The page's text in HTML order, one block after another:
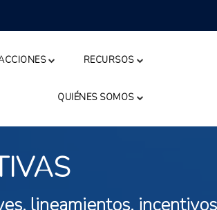
RECURSOS
QUIÉNES SOMOS
lineamientos,